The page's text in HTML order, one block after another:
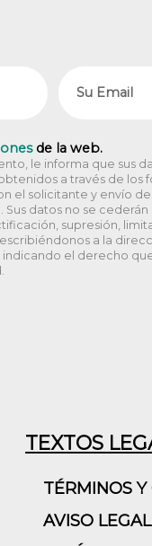
de la web.
le informa que sus
a través de los
el solicitante y envío
datos no se
supresión,
a la
indicando el derecho
TEXTOS
TÉRMINOS
AVISO LEGAL